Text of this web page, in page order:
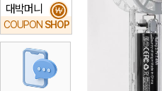
대박머니
COUPON SHOP
₩